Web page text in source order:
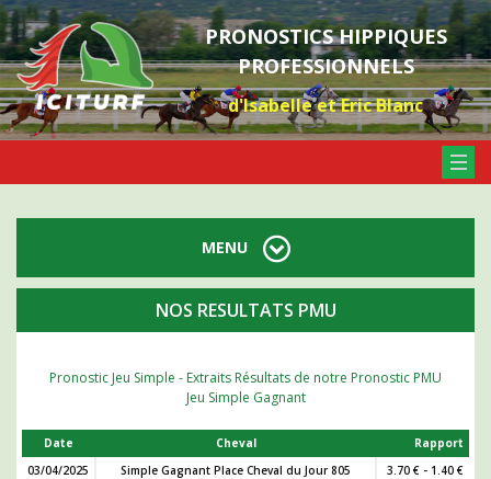
PRONOSTICS HIPPIQUES
PROFESSIONNELS
d'Isabelle et Eric Blanc
NOS RESULTATS PMU
Pronostic Jeu Simple - Extraits Résultats de notre Pronostic PMU
Jeu Simple Gagnant
Date Cheval
Rapport
03/04/2025
Simple Gagnant Place Cheval du Jour 805
3.70 € - 1.40 €
MENU